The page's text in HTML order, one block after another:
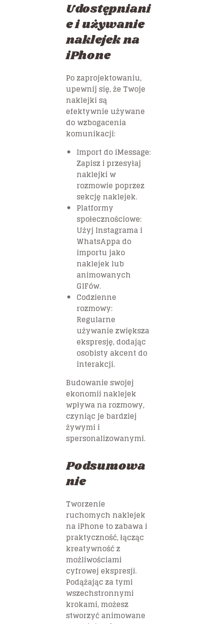
Udostępniani
e i używanie
naklejek na
iPhone
Po zaprojektowaniu,
upewnij się, że Twoje
naklejki są
efektywnie używane
do wzbogacenia
komunikacji:
Import do iMessage:
Zapisz i przesyłaj
naklejki w
rozmowie poprzez
sekcję naklejek.
Platformy
społecznościowe:
Użyj Instagrama i
WhatsAppa do
importu jako
naklejek lub
animowanych
GIFów.
Codzienne
rozmowy:
Regularne
używanie zwiększa
ekspresję, dodając
osobisty akcent do
interakcji.
Budowanie swojej
ekonomii naklejek
wpływa na rozmowy,
czyniąc je bardziej
żywymi i
spersonalizowanymi.
Podsumowa
nie
Tworzenie
ruchomych naklejek
na iPhone to zabawa i
praktyczność, łącząc
kreatywność z
możliwościami
cyfrowej ekspresji.
Podążając za tymi
wszechstronnymi
krokami, możesz
stworzyć animowane